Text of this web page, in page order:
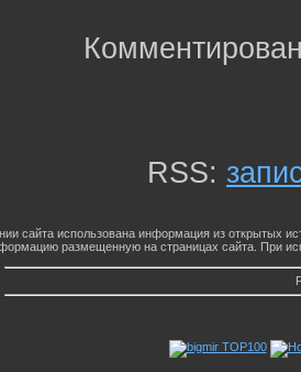
RSS:
сайта использована информация из открытых
размещенную на страницах сайта. При